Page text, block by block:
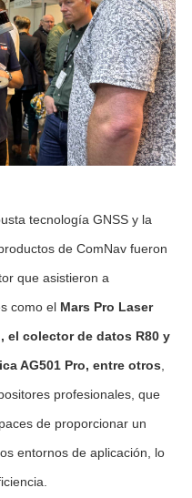
tecnología GNSS y la
de ComNav fueron
que asistieron a
como el Mars Pro Laser
el colector de datos R80 y
AG501 Pro, entre otros,
profesionales, que
de proporcionar un
entornos de aplicación, lo